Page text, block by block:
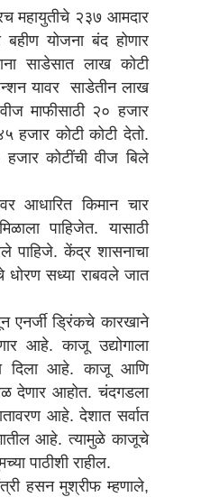
महायुतीचे २३७ आमदार
योजना बंद होणार
साडेसात लाख कोटी
यावर साडेतीन लाख
माफीसाठी २० हजार
हजार कोटी कोटी देतो.
हजार कोटींची वीज बिले
आधारित किमान चार
पाहिजेत. यासाठी
पाहिजे. केंद्र शासनाचा
धोरण सध्या राबवले जात
एनर्जी ड्रिंकचे कारखाने
आहे. काजू उद्योगाला
दिला आहे. काजू आणि
देणार आहोत. चंदगडला
आहे. देशात सर्वात
आहे. त्यामुळे काजूचे
पाठीशी राहील.
हसन मुश्रीफ म्हणाले,